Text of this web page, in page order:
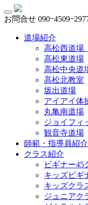
お問合せ 090ｰ4509ｰ
道場紹介
高松西道場
高松東道場
高松中央道
高松北教室
坂出道場
アイアイ体
丸亀南道場
ジョイフィ
観音寺道場
師範・指導員紹介
クラス紹介
ビギナー45
キッズビギ
キッズクラ
ジュニアク